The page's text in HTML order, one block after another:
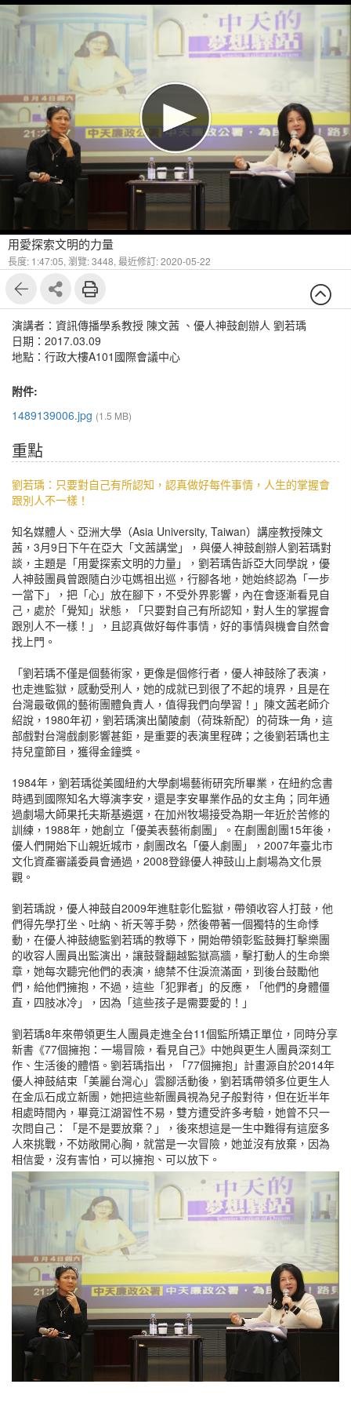
用愛探索文明的力量
長度: 1:47:05, 瀏覽: 3448, 最近修訂: 2020-05-22
演講者：資訊傳播學系教授 陳文茜 、優人神鼓創辦人 劉若瑀
日期：2017.03.09
地點：行政大樓A101國際會議中心
附件:
1489139006.jpg (1.5 MB)
重點
劉若瑀：只要對自己有所認知，認真做好每件事情，人生的掌握會
跟別人不一樣！
知名媒體人、亞洲大學（Asia University, Taiwan）講座教授陳文
茜，3月9日下午在亞大「文茜講堂」，與優人神鼓創辦人劉若瑀對
談，主題是「用愛探索文明的力量」，劉若瑀告訴亞大同學說，優
人神鼓團員曾跟隨白沙屯媽祖出巡，行腳各地，她始終認為「一步
一當下」，把「心」放在腳下，不受外界影響，內在會逐漸看見自
己，處於「覺知」狀態，「只要對自己有所認知，對人生的掌握會
跟別人不一樣！」，且認真做好每件事情，好的事情與機會自然會
找上門。
「劉若瑀不僅是個藝術家，更像是個修行者，優人神鼓除了表演，
也走進監獄，感動受刑人，她的成就已到很了不起的境界，且是在
台灣最敬佩的藝術團體負責人，值得我們向學習！」陳文茜老師介
紹說，1980年初，劉若瑀演出蘭陵劇（荷珠新配）的荷珠一角，這
部戲對台灣戲劇影響甚鉅，是重要的表演里程碑；之後劉若瑀也主
持兒童節目，獲得金鐘獎。
1984年，劉若瑀從美國紐約大學劇場藝術研究所畢業，在紐約念書
時遇到國際知名大導演李安，還是李安畢業作品的女主角；同年通
過劇場大師果托夫斯基遴選，在加州牧場接受為期一年近於苦修的
訓練，1988年，她創立「優美表藝術劇團」。在劇團創團15年後，
優人們開始下山親近城市，劇團改名「優人劇團」，2007年臺北市
文化資產審議委員會通過，2008登錄優人神鼓山上劇場為文化景
觀。
劉若瑀說，優人神鼓自2009年進駐彰化監獄，帶領收容人打鼓，他
們得先學打坐、吐納、祈天等手勢，然後帶著一個獨特的生命悸
動，在優人神鼓總監劉若瑀的教導下，開始帶領彰監鼓舞打擊樂團
的收容人團員出監演出，讓鼓聲翻越監獄高牆，擊打動人的生命樂
章，她每次聽完他們的表演，總禁不住淚流滿面，到後台鼓勵他
們，給他們擁抱，不過，這些「犯罪者」的反應，「他們的身體僵
直，四肢冰冷」，因為「這些孩子是需要愛的！」
劉若瑀8年來帶領更生人團員走進全台11個監所矯正單位，同時分享
新書《77個擁抱：一場冒險，看見自己》中她與更生人團員深刻工
作、生活後的體悟。劉若瑀指出，「77個擁抱」計畫源自於2014年
優人神鼓結束「美麗台灣心」雲腳活動後，劉若瑀帶領多位更生人
在金瓜石成立新團，她把這些新團員視為兒子般對待，但在近半年
相處時間內，畢竟江湖習性不易，雙方遭受許多考驗，她曾不只一
次問自己：「是不是要放棄？」，後來想這是一生中難得有這麼多
人來挑戰，不妨敞開心胸，就當是一次冒險，她並沒有放棄，因為
相信愛，沒有害怕，可以擁抱、可以放下。